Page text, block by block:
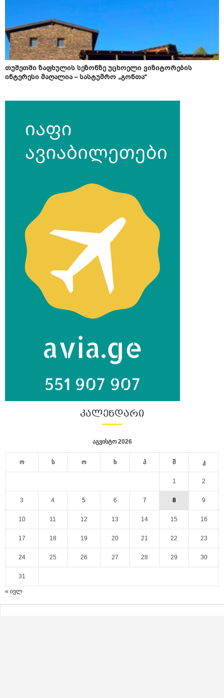
თუშეთში ზაფხულის სეზონზე უცხოელი ვიზიტორების
ინტერესი მაღალია – სასტუმრო „გონთა“
ᲙᲐᲚᲔᲜᲓᲐᲠᲘ
აგვისტო 2026
ო ს ო ხ პ შ კ
1 2
3 4 5 6 7 8 9
10 11 12 13 14 15 16
17 18 19 20 21 22 23
24 25 26 27 28 29 30
31
« ივლ